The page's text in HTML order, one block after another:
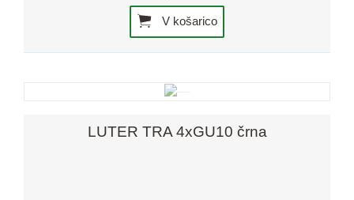
V košarico
LUTER TRA 4xGU10 črna